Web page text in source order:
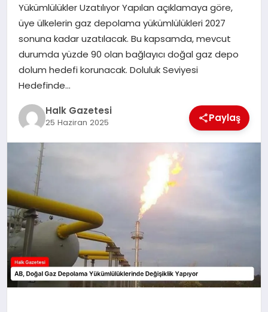
SAĞLIK
SIYASET
SPOR
TEKNOLOJI
YAŞAM
Yükümlülükler Uzatılıyor Yapılan açıklamaya göre,
üye ülkelerin gaz depolama yükümlülükleri 2027
sonuna kadar uzatılacak. Bu kapsamda, mevcut
durumda yüzde 90 olan bağlayıcı doğal gaz depo
dolum hedefi korunacak. Doluluk Seviyesi
Hedefinde…
Halk Gazetesi
25 Haziran 2025 Paylaş